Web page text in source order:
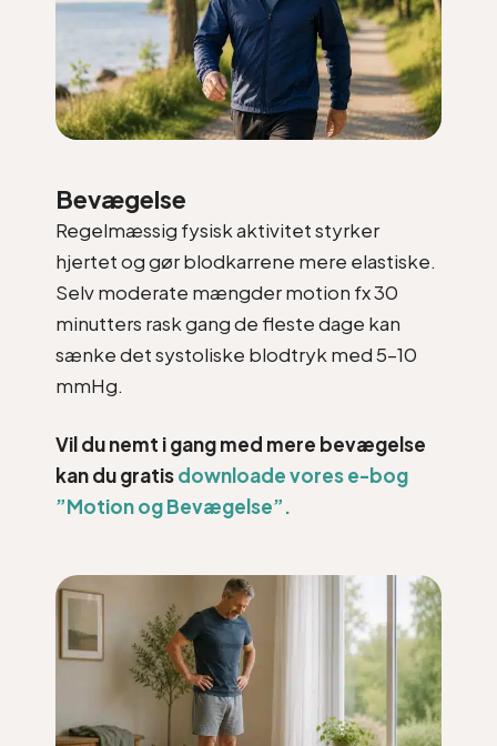
Bevægelse
Regelmæssig fysisk aktivitet styrker
hjertet og gør blodkarrene mere elastiske.
Selv moderate mængder motion fx 30
minutters rask gang de fleste dage kan
sænke det systoliske blodtryk med 5–10
mmHg.
Vil du nemt i gang med mere bevægelse
kan du gratisdownloade vores e-bog
”Motion og Bevægelse”.